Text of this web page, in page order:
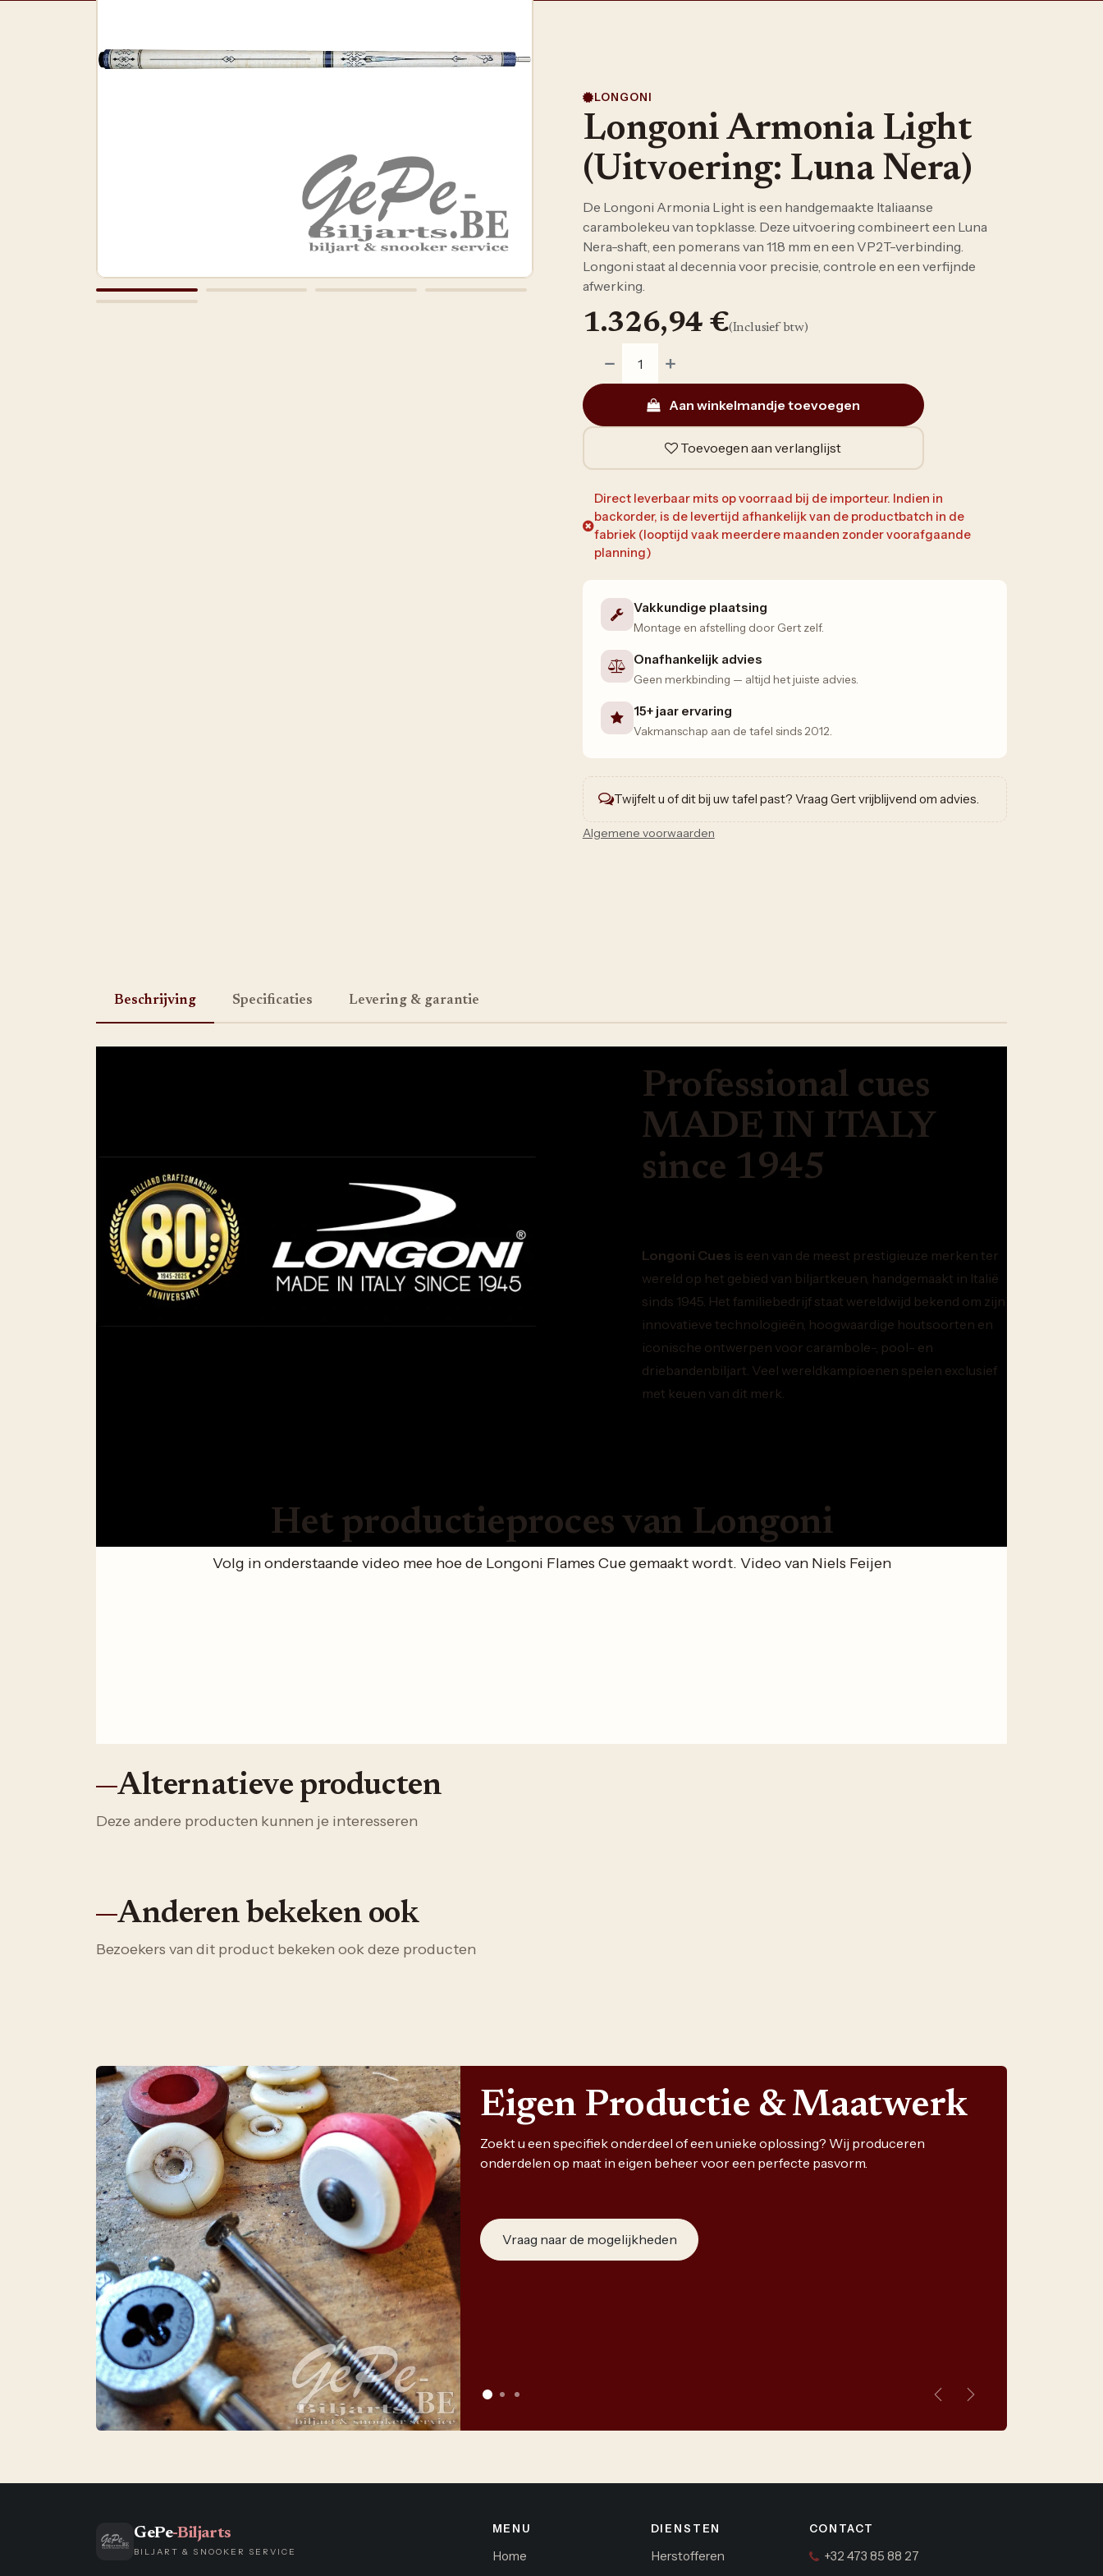
LONGONI
Longoni Armonia Light
(Uitvoering: Luna Nera)
De Longoni Armonia Light is een handgemaakte Italiaanse
carambolekeu van topklasse. Deze uitvoering combineert een Luna
Nera-shaft, een pomerans van 11.8 mm en een VP2T-verbinding.
Longoni staat al decennia voor precisie, controle en een verfijnde
afwerking.
Aan winkelmandje toevoegen
Toevoegen aan verlanglijst
1.326,94 €(Inclusief btw)
Direct leverbaar mits op voorraad bij de importeur. Indien in
backorder, is de levertijd afhankelijk van de productbatch in de
fabriek (looptijd vaak meerdere maanden zonder voorafgaande
planning)
Vakkundige plaatsing
Montage en afstelling door Gert zelf.
Onafhankelijk advies
Geen merkbinding — altijd het juiste advies.
15+ jaar ervaring
Vakmanschap aan de tafel sinds 2012.
Twijfelt u of dit bij uw tafel past? Vraag Gert vrijblijvend om advies.
Algemene voorwaarden
Beschrijving Specificaties Levering & garantie
Professional cues
MADE IN ITALY
since 1945
Longoni Cues is een van de meest prestigieuze merken ter
wereld op het gebied van biljartkeuen, handgemaakt in Italië
sinds 1945. Het familiebedrijf staat wereldwijd bekend om zijn
innovatieve technologieën, hoogwaardige houtsoorten en
iconische ontwerpen voor carambole-, pool- en
driebandenbiljart. Veel wereldkampioenen spelen exclusief
met keuen van dit merk.
Het productieproces van Longoni
Volg in onderstaande video mee hoe de Longoni Flames Cue gemaakt wordt. Video van Niels Feijen
Alternatieve producten
Deze andere producten kunnen je interesseren
Anderen bekeken ook
Bezoekers van dit product bekeken ook deze producten
Eigen Productie & Maatwerk
Zoekt u een specifiek onderdeel of een unieke oplossing? Wij produceren
onderdelen op maat in eigen beheer voor een perfecte pasvorm.
Vraag naar de mogelijkheden
VorigeVolgende
GePe-Biljarts
BILJART & SNOOKER SERVICE
MENU
Home
DIENSTEN
Herstofferen
CONTACT
+32 473 85 88 27